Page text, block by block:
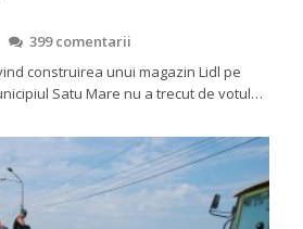
399 comentarii
construirea unui magazin Lidl pe
Satu Mare nu a trecut de votul…